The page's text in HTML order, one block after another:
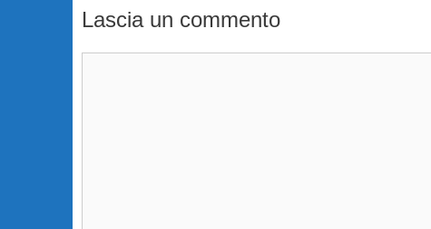
Lascia un commento